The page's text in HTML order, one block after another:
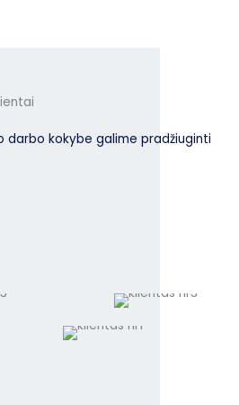
darbo kokybe galime pradžiuginti